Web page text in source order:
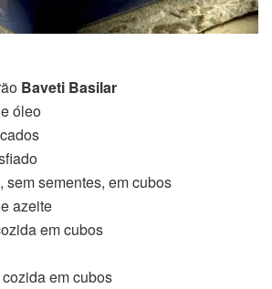
Baveti Basilar
óleo
sem sementes, em cubos
azeite
em cubos
em cubos